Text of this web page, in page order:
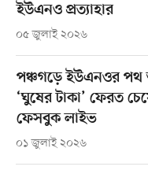
ইউএনও প্রত্যাহার
০৫ জুলাই ২০২৬
পঞ্চগড়ে ইউএনওর
‘ঘুষের টাকা’ ফেরত
ফেসবুক লাইভ
০১ জুলাই ২০২৬